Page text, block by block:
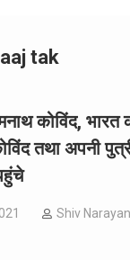
tak
कोविंद,
तथा अपनी
Shiv Narayan